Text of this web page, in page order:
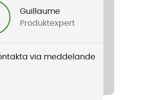
M
Guillaume
Produktexpert
via meddelande